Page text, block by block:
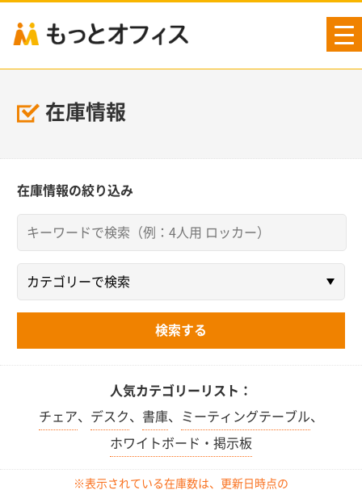
在庫情報
在庫情報の絞り込み
人気カテゴリーリスト：
チェア、 デスク、 書庫、 ミーティングテーブル、
ホワイトボード・掲示板
※表示されている在庫数は、更新日時点の